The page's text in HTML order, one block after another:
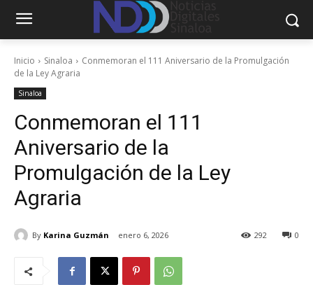
Inicio Sinaloa
Conmemoran el 111 Aniversario de la Promulgación
de la Ley Agraria
Sinaloa
Conmemoran el 111
Aniversario de la
Promulgación de la Ley
Agraria
By Karina Guzmán enero 6, 2026 0
292